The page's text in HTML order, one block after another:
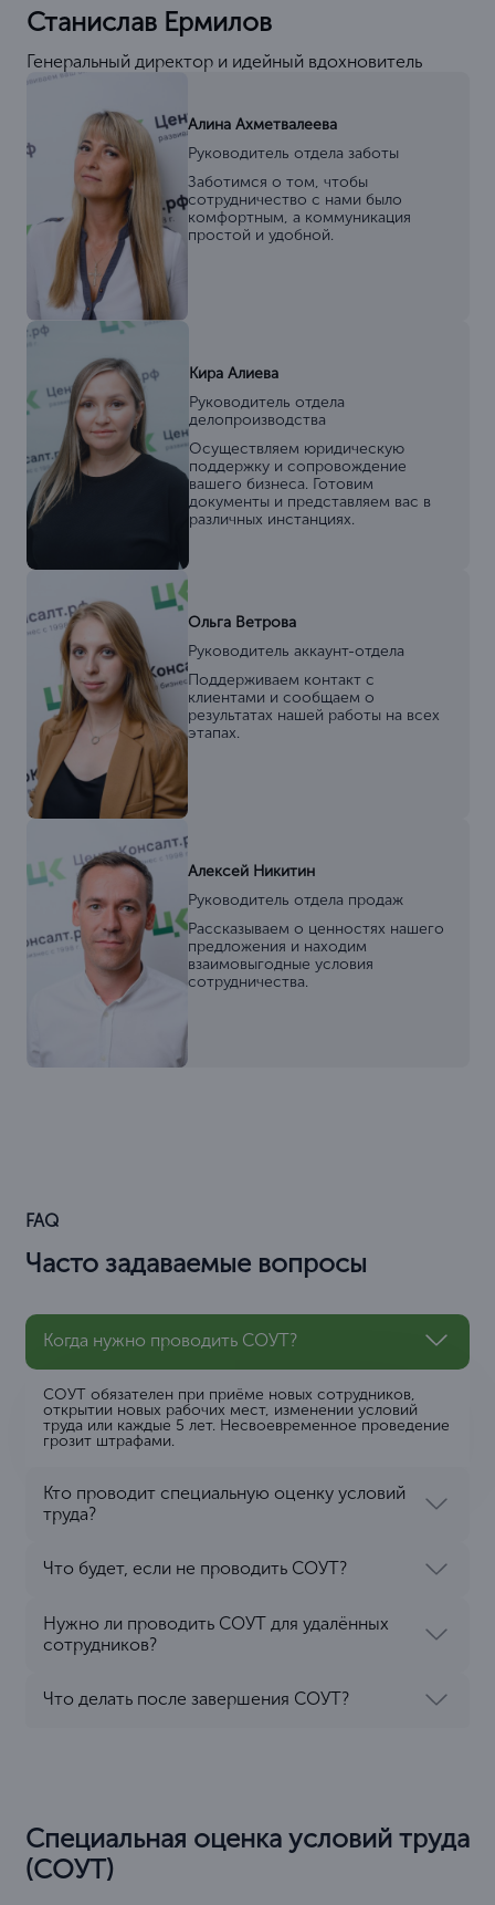
Станислав Ермилов
Генеральный директор и идейный вдохновитель
Алина Ахметвалеева
Руководитель отдела заботы
Заботимся о том, чтобы
сотрудничество с нами было
комфортным, а коммуникация
простой и удобной.
Кира Алиева
Руководитель отдела
делопроизводства
Осуществляем юридическую
поддержку и сопровождение
вашего бизнеса. Готовим
документы и представляем вас в
различных инстанциях.
Ольга Ветрова
Руководитель аккаунт-отдела
Поддерживаем контакт с
клиентами и сообщаем о
результатах нашей работы на всех
этапах.
Алексей Никитин
Руководитель отдела продаж
Рассказываем о ценностях нашего
предложения и находим
взаимовыгодные условия
сотрудничества.
FAQ
Часто задаваемые вопросы
Когда нужно проводить СОУТ?
СОУТ обязателен при приёме новых сотрудников,
открытии новых рабочих мест, изменении условий
труда или каждые 5 лет. Несвоевременное проведение
грозит штрафами.
Кто проводит специальную оценку условий
труда?
Что будет, если не проводить СОУТ?
Нужно ли проводить СОУТ для удалённых
сотрудников?
Что делать после завершения СОУТ?
Специальная оценка условий труда
(СОУТ)